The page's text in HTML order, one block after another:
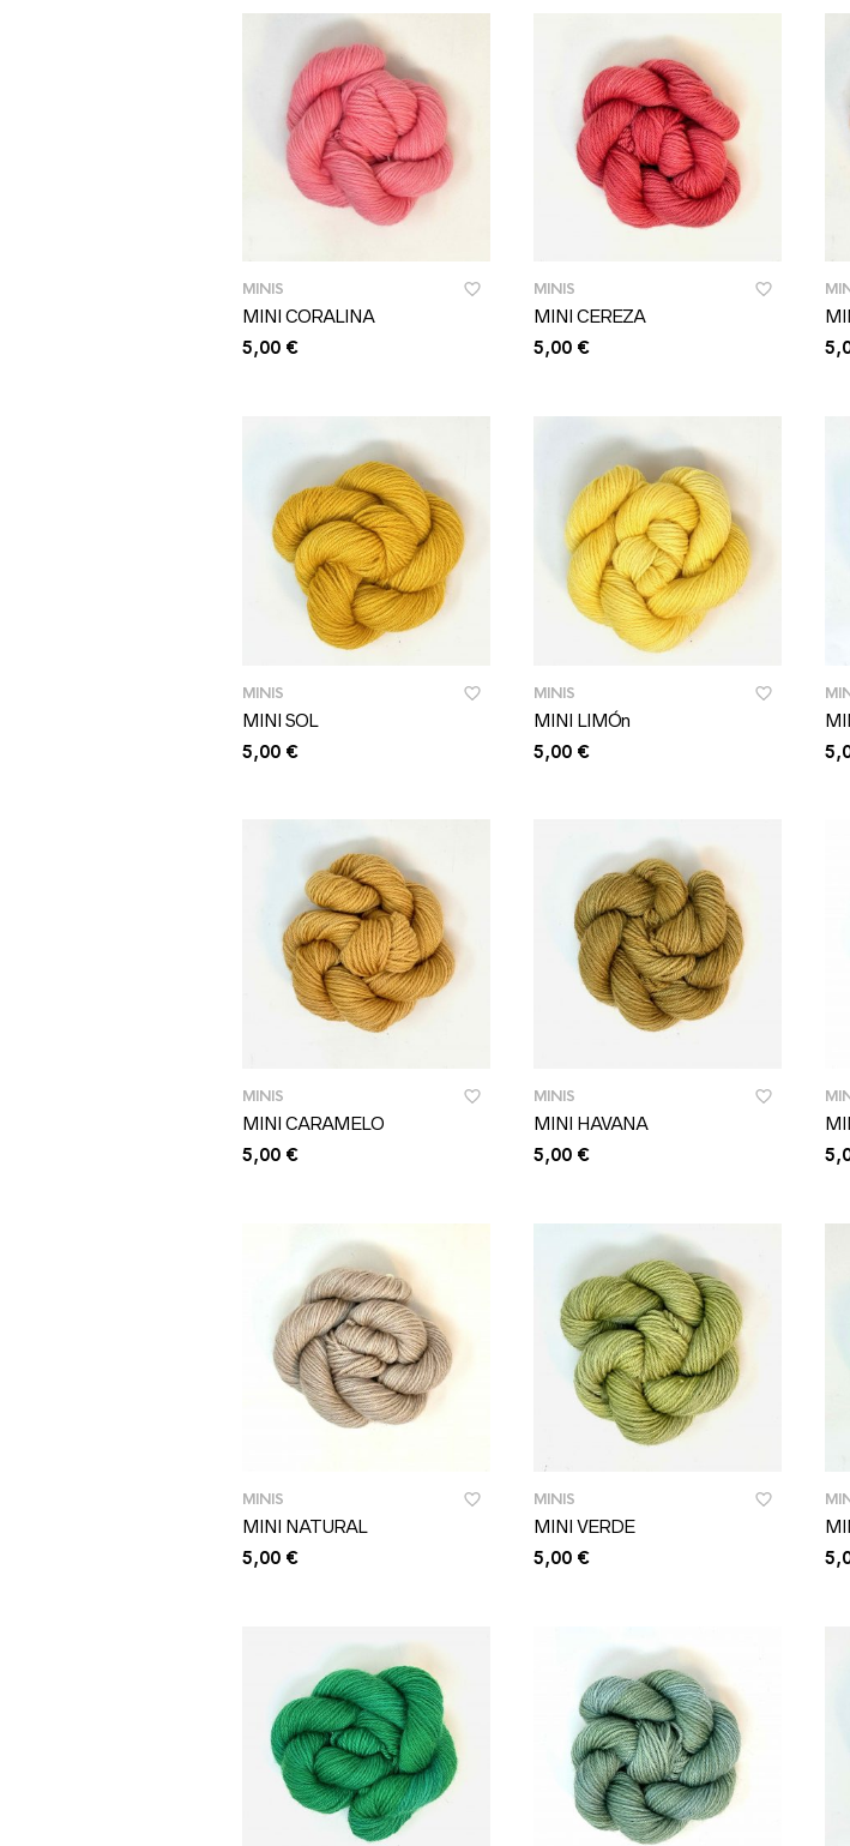
MINIS
MINI CORALINA
5,00 €
MINIS
MINI CEREZA
5,00 €
MINIS
MINI SOL
5,00 €
MINIS
MINI LIMÓn
5,00 €
MINIS
MINI CARAMELO
5,00 €
MINIS
MINI HAVANA
5,00 €
MINIS
MINI NATURAL
5,00 €
MINIS
MINI VERDE
5,00 €